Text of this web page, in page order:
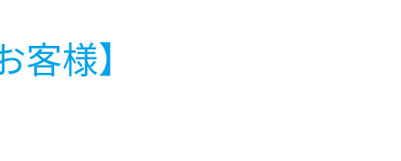
客様】